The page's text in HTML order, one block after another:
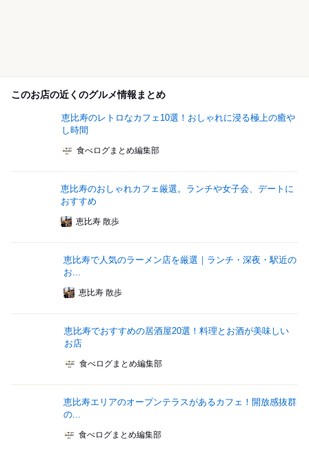
このお店の近くのグルメ情報まとめ
恵比寿のレトロなカフェ10選！おしゃれに浸る極上の癒や
し時間
食べログまとめ編集部
恵比寿のおしゃれカフェ厳選。ランチや女子会、デートに
おすすめ
恵比寿 散歩
恵比寿で人気のラーメン店を厳選｜ランチ・深夜・駅近の
お...
恵比寿 散歩
恵比寿でおすすめの居酒屋20選！料理とお酒が美味しい
お店
食べログまとめ編集部
恵比寿エリアのオープンテラスがあるカフェ！開放感抜群
の...
食べログまとめ編集部